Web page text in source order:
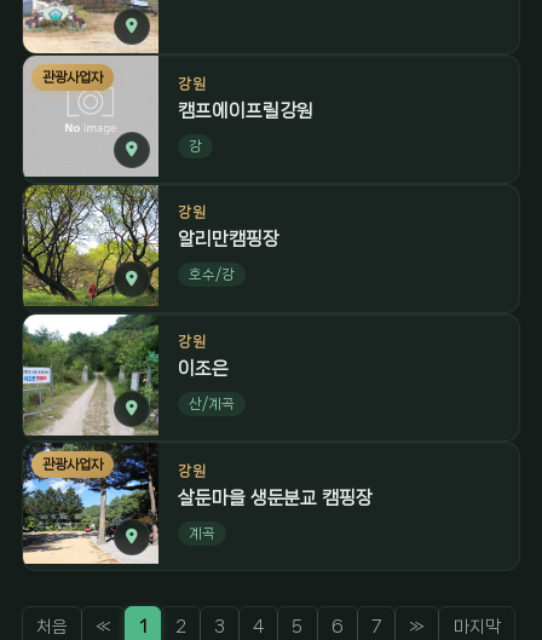
관광사업자 강원
캠프에이프릴강원
강
강원
알리만캠핑장
호수/강
강원
이조은
산/계곡
관광사업자 강원
살둔마을 생둔분교 캠핑장
계곡
처음 « 1 2 3 4 5 6 7 » 마지막